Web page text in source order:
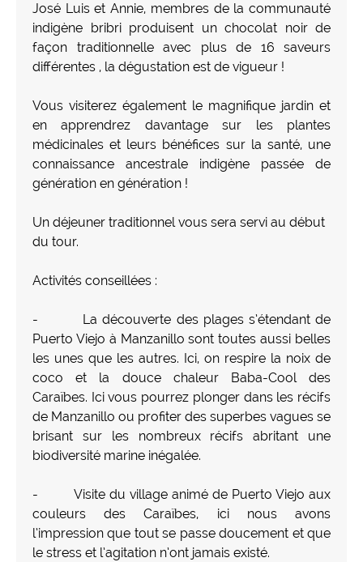
José Luis et Annie, membres de la communauté
indigène bribri produisent un chocolat noir de
façon traditionnelle avec plus de 16 saveurs
différentes , la dégustation est de vigueur !
Vous visiterez également le magnifique jardin et
en apprendrez davantage sur les plantes
médicinales et leurs bénéfices sur la santé, une
connaissance ancestrale indigène passée de
génération en génération !
Un déjeuner traditionnel vous sera servi au début
du tour.
Activités conseillées :
- La découverte des plages s’étendant de
Puerto Viejo à Manzanillo sont toutes aussi belles
les unes que les autres. Ici, on respire la noix de
coco et la douce chaleur Baba-Cool des
Caraïbes. Ici vous pourrez plonger dans les récifs
de Manzanillo ou profiter des superbes vagues se
brisant sur les nombreux récifs abritant une
biodiversité marine inégalée.
- Visite du village animé de Puerto Viejo aux
couleurs des Caraïbes, ici nous avons
l’impression que tout se passe doucement et que
le stress et l’agitation n’ont jamais existé.